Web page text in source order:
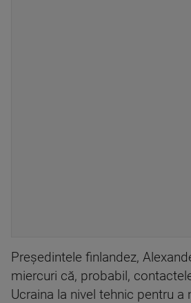
Preşedintele finlandez,
miercuri că, probabil,
Ucraina la nivel tehnic pentru a